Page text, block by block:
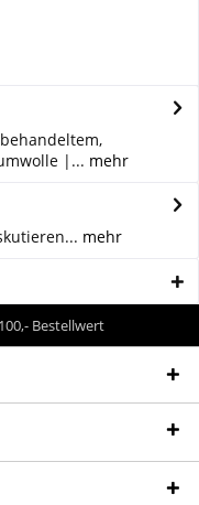
|... mehr
mehr
Bestellwert